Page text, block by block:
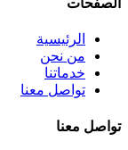
الصفحات
الرئيسية
من نحن
خدماتنا
تواصل معنا
تواصل معنا